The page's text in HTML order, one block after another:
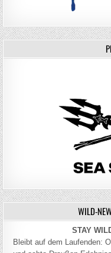
WILD-
STAY
Bleibt auf dem Laufenden: